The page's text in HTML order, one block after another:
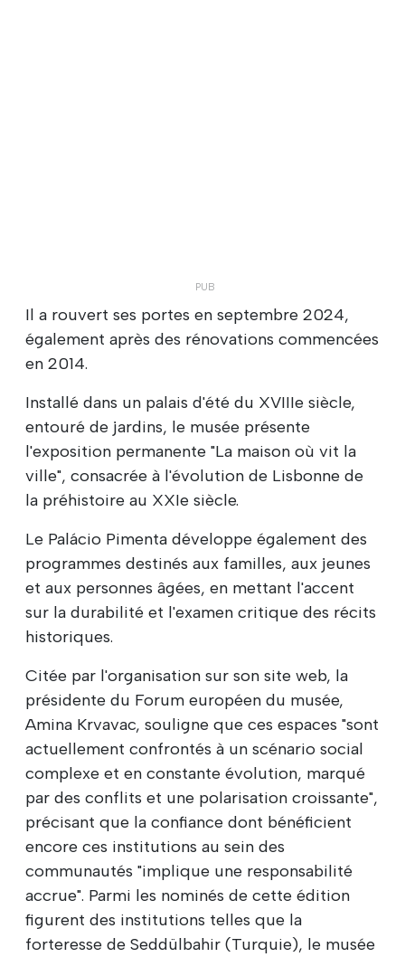
Il a rouvert ses portes en septembre 2024,
également après des rénovations commencées
en 2014.
Installé dans un palais d'été du XVIIIe siècle,
entouré de jardins, le musée présente
l'exposition permanente "La maison où vit la
ville", consacrée à l'évolution de Lisbonne de
la préhistoire au XXIe siècle.
Le Palácio Pimenta développe également des
programmes destinés aux familles, aux jeunes
et aux personnes âgées, en mettant l'accent
sur la durabilité et l'examen critique des récits
historiques.
Citée par l'organisation sur son site web, la
présidente du Forum européen du musée,
Amina Krvavac, souligne que ces espaces "sont
actuellement confrontés à un scénario social
complexe et en constante évolution, marqué
par des conflits et une polarisation croissante",
précisant que la confiance dont bénéficient
encore ces institutions au sein des
communautés "implique une responsabilité
accrue". Parmi les nominés de cette édition
figurent des institutions telles que la
forteresse de Seddülbahir (Turquie), le musée